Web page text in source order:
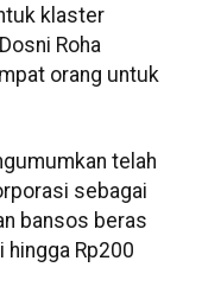
klaster
Roha
orang untuk
telah
sebagai
bansos beras
Rp200